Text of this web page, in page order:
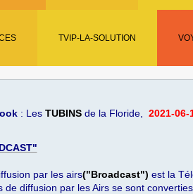
TVIP-LA-SOLUTION
: ​Les TUBINS de la Floride, 2021-06-
par les airs("Broadcast") est la
de diffusion par les Airs se sont